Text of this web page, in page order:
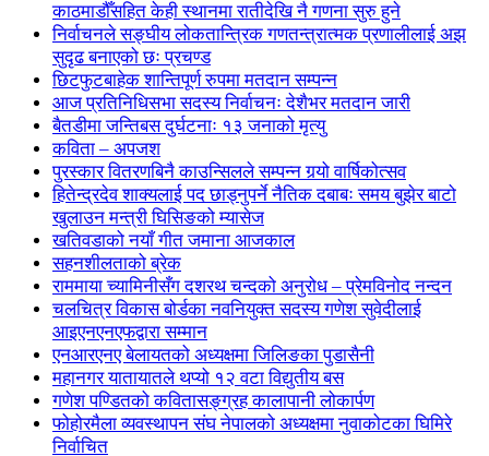
काठमाडौँसहित केही स्थानमा रातीदेखि नै गणना सुरु हुने
निर्वाचनले सङ्घीय लोकतान्त्रिक गणतन्त्रात्मक प्रणालीलाई अझ
सुदृढ बनाएको छः प्रचण्ड
छिटफुटबाहेक शान्तिपूर्ण रुपमा मतदान सम्पन्न
आज प्रतिनिधिसभा सदस्य निर्वाचनः देशैभर मतदान जारी
बैतडीमा जन्तिबस दुर्घटनाः १३ जनाको मृत्यु
कविता – अपजश
पुरस्कार वितरणबिनै काउन्सिलले सम्पन्न गर्‍यो वार्षिकोत्सव
हितेन्द्रदेव शाक्यलाई पद छाड्नुपर्ने नैतिक दबाबः समय बुझेर बाटो
खुलाउन मन्त्री घिसिङको म्यासेज
खतिवडाको नयाँ गीत जमाना आजकाल
सहनशीलताको ब्रेक
राममाया च्यामिनीसँग दशरथ चन्दको अनुरोध – प्रेमविनोद नन्दन
चलचित्र विकास बोर्डका नवनियुक्त सदस्य गणेश सुवेदीलाई
आइएनएनएफद्वारा सम्मान
एनआरएनए बेलायतको अध्यक्षमा जिलिङका पुडासैनी
महानगर यातायातले थप्यो १२ वटा विद्युतीय बस
गणेश पण्डितको कवितासङ्ग्रह कालापानी लोकार्पण
फोहोरमैला व्यवस्थापन संघ नेपालको अध्यक्षमा नुवाकोटका घिमिरे
निर्वाचित